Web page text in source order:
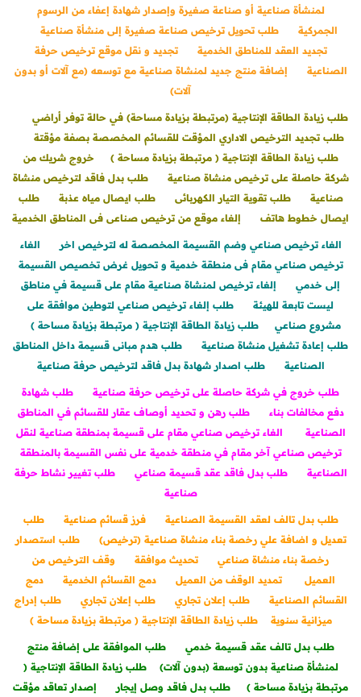
لمنشأة صناعية أو صناعة صغيرة وإصدار شهادة إعفاء من الرسوم
الجمركية
طلب تحويل ترخيص صناعة صغيرة إلى منشأة صناعية
تجديد العقد للمناطق الخدمية
تجديد و نقل موقع ترخيص حرفة
الصناعية
إضافة منتج جديد لمنشاة صناعية مع توسعه (مع آلات أو بدون
آلات)
طلب زيادة الطاقة الإنتاجية (مرتبطة بزيادة مساحة) في حالة توفر أراضي
طلب تجديد الترخيص الاداري المؤقت للقسائم المخصصة بصفة مؤقتة
طلب زيادة الطاقة الإنتاجية ( مرتبطة بزيادة مساحة )
خروج شريك من
شركة حاصلة على ترخيص منشاة صناعية
طلب بدل فاقد لترخيص منشاة
صناعية
طلب تقوية التيار الكهربائى طلب ايصال مياه عذبة
طلب
ايصال خطوط هاتف
إلغاء موقع من ترخيص صناعى فى المناطق الخدمية
الغاء ترخيص صناعي وضم القسيمة المخصصة له لترخيص اخر
الغاء
ترخيص صناعي مقام فى منطقة خدمية و تحويل غرض تخصيص القسيمة
إلى خدمي
إلغاء ترخيص لمنشاة صناعية مقام على قسيمة في مناطق
ليست تابعة للهيئة
طلب إلغاء ترخيص صناعي لتوطين موافقة على
مشروع صناعي
طلب زيادة الطاقة الإنتاجية ( مرتبطة بزيادة مساحة )
طلب إعادة تشغيل منشاة صناعية
طلب هدم مبانى قسيمة داخل المناطق
الصناعية
طلب اصدار شهادة بدل فاقد لترخيص حرفة صناعية
طلب خروج في شركة حاصلة على ترخيص حرفة صناعية
طلب شهادة
دفع مخالفات بناء
طلب رهن و تحديد أوصاف عقار للقسائم في المناطق
الصناعية
الغاء ترخيص صناعي مقام على قسيمة بمنطقة صناعية لنقل
ترخيص صناعي آخر مقام في منطقة خدمية على نفس القسيمة بالمنطقة
الصناعية
طلب بدل فاقد عقد قسيمة صناعي
طلب تغيير نشاط حرفة
صناعية
طلب بدل تالف لعقد القسيمة الصناعية فرز قسائم صناعية
طلب
تعديل و اضافة علي رخصة بناء منشاة صناعية (ترخيص)
طلب استصدار
رخصة بناء منشاة صناعي
تحديث موافقة
وقف الترخيص من
العميل
تمديد الوقف من العميل دمج القسائم الخدمية
دمج
القسائم الصناعية
طلب إعلان تجاري طلب إعلان تجاري
طلب إدراج
ميزانية سنوية
طلب زيادة الطاقة الإنتاجية ( مرتبطة بزيادة مساحة )
طلب بدل تالف عقد قسيمة خدمي
طلب الموافقة على إضافة منتج
لمنشأة صناعية بدون توسعة (بدون آلات)
طلب زيادة الطاقة الإنتاجية (
مرتبطة بزيادة مساحة )
طلب بدل فاقد وصل إيجار
إصدار تعاقد مؤقت